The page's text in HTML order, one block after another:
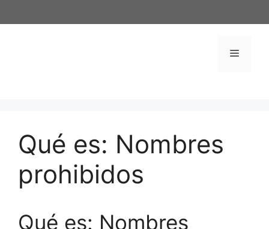
al
Menú
Qué es: Nombres
prohibidos
Qué es: Nombres